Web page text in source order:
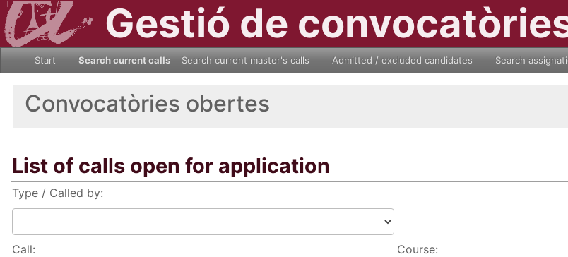
Gestió de
Start Search current calls Search current master's calls Admitted / excluded candidates Search
Convocatòries obertes
List of calls open for application
Type / Called by:
Call: Course: